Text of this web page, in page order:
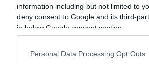
information including but not limited to
deny consent to Google and its third-
in below Google consent section.
Personal Data Processing Opt Outs